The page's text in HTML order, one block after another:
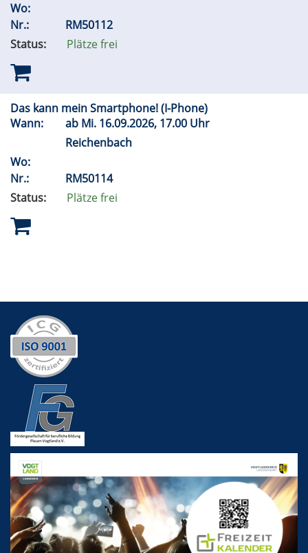
Wo:
Nr.:
RM50112
Status:
Plätze frei
Das kann mein Smartphone! (I-Phone)
Wann:
ab Mi. 16.09.2026, 17.00 Uhr
Reichenbach
Wo:
Nr.:
RM50114
Status:
Plätze frei